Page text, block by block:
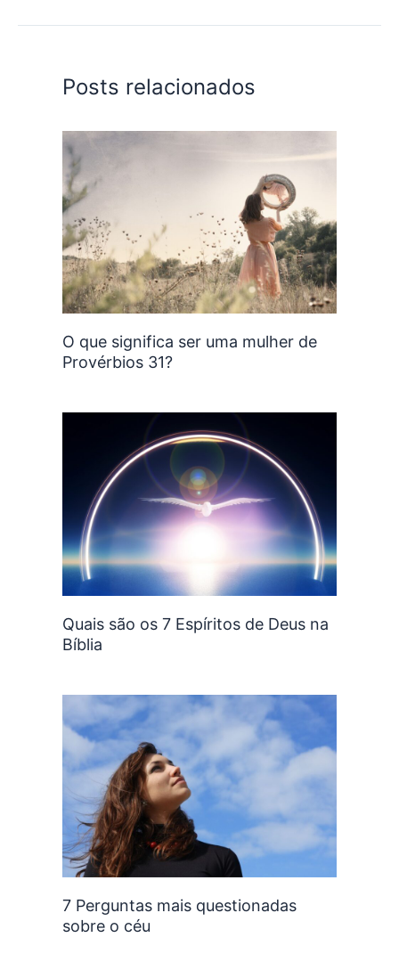
Posts relacionados
O que significa ser uma mulher de
Provérbios 31?
Quais são os 7 Espíritos de Deus na
Bíblia
7 Perguntas mais questionadas
sobre o céu